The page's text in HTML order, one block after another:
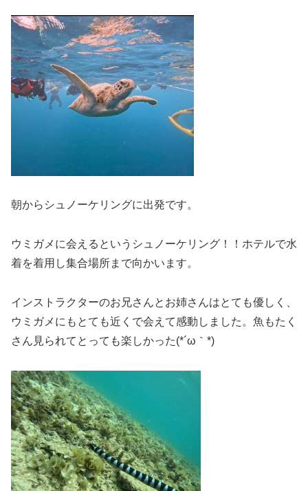
朝からシュノーケリングに出発です。
ウミガメに会えるというシュノーケリング！！ホテルで水
着を着用し集合場所まで向かいます。
インストラクターのお兄さんとお姉さんはとても優しく、
ウミガメにもとても近くで会えて感動しました。魚もたく
さん見られてとっても楽しかった(*´ω｀*)